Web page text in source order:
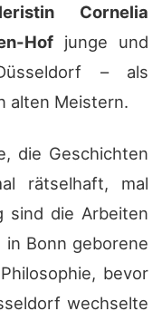
Cornelia
Hof junge und
– als
alten Meistern.
die Geschichten
rätselhaft, mal
sind die Arbeiten
in Bonn geborene
bevor
wechselte